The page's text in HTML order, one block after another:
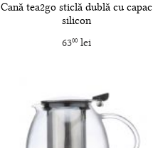
Cană tea2go sticlă dublă cu capac
silicon
6300lei